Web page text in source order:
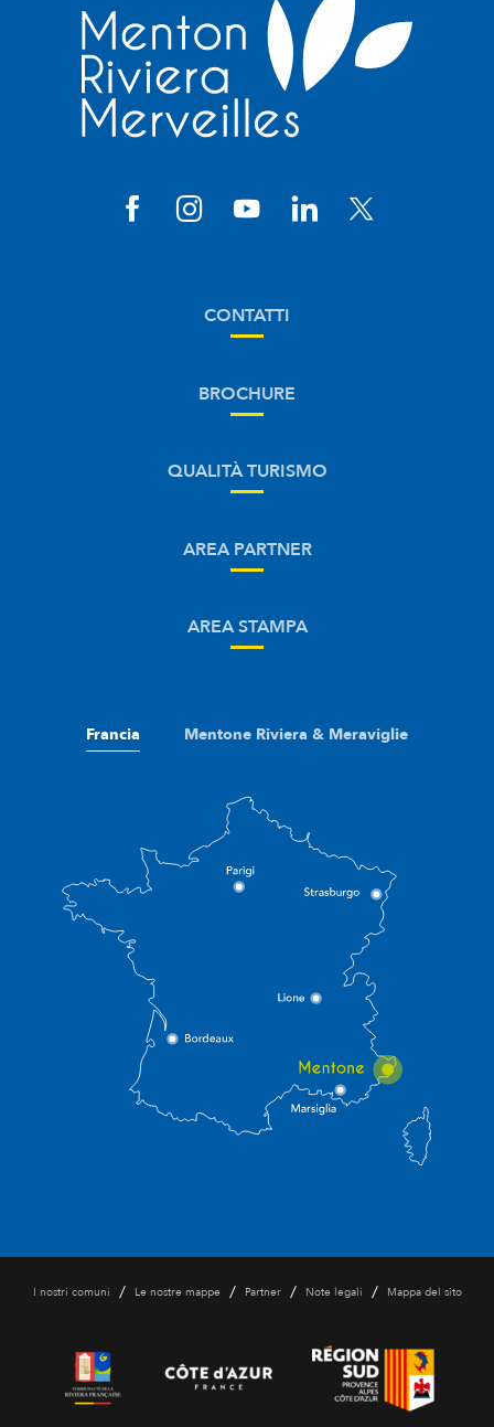
CONTATTI
BROCHURE
QUALITÀ TURISMO
AREA PARTNER
AREA STAMPA
Francia Mentone Riviera & Meraviglie
I nostri comuni / Le nostre mappe / Partner / Note legali / Mappa del sito